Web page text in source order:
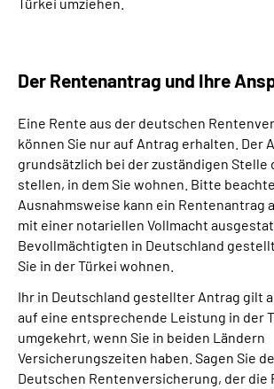
Der Rentenantrag und Ihre
Eine Rente aus der deutschen
können Sie nur auf Antrag erhalten. Der
grundsätzlich bei der zuständigen Stelle
stellen, in dem Sie wohnen. Bitte
Ausnahmsweise kann ein Rentenantrag
mit einer notariellen Vollmacht
Bevollmächtigten in Deutschland
Sie in der Türkei wohnen.
Ihr in Deutschland gestellter Antrag gilt
auf eine entsprechende Leistung in der
umgekehrt, wenn Sie in beiden Ländern
Versicherungszeiten haben. Sagen Sie
Deutschen Rentenversicherung, der die